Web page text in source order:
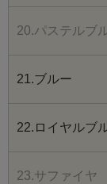
20.パステルブ
21.ブルー
22.ロイヤルブ
23.サファイヤ